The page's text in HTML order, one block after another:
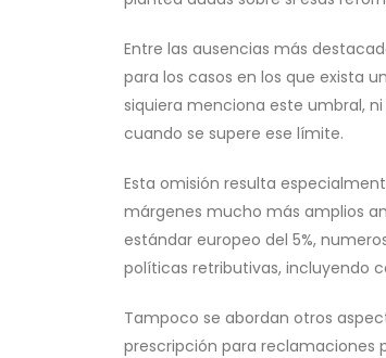
Entre las ausencias más
para los casos en los que exista
siquiera menciona este umbral,
cuando se supere ese límite.
Esta omisión resulta
márgenes mucho más amplios
estándar europeo del 5%,
políticas retributivas, incluyendo
Tampoco se abordan otros
prescripción para reclamaciones